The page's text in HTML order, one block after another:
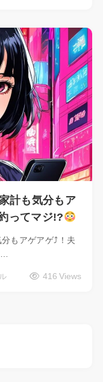
計も気分もア
ってマジ!?
もアゲアゲ⤴！夫
416 Views